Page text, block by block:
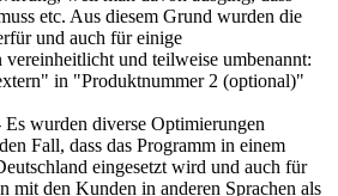
etc. Aus diesem Grund wurden die
und auch für einige
vereinheitlicht und teilweise umbenannt:
in "Produktnummer 2 (optional)"
wurden diverse Optimierungen
Fall, dass das Programm in einem
eingesetzt wird und auch für
mit den Kunden in anderen Sprachen als